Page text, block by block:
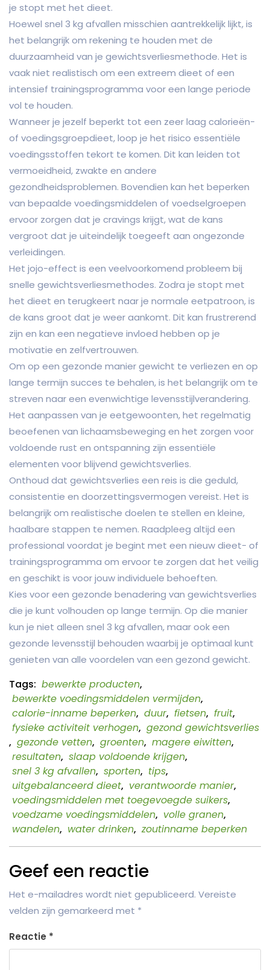
je stopt met het dieet.
Hoewel snel 3 kg afvallen misschien aantrekkelijk lijkt, is
het belangrijk om rekening te houden met de
duurzaamheid van je gewichtsverliesmethode. Het is
vaak niet realistisch om een extreem dieet of een
intensief trainingsprogramma voor een lange periode
vol te houden.
Wanneer je jezelf beperkt tot een zeer laag calorieën-
of voedingsgroepdieet, loop je het risico essentiële
voedingsstoffen tekort te komen. Dit kan leiden tot
vermoeidheid, zwakte en andere
gezondheidsproblemen. Bovendien kan het beperken
van bepaalde voedingsmiddelen of voedselgroepen
ervoor zorgen dat je cravings krijgt, wat de kans
vergroot dat je uiteindelijk toegeeft aan ongezonde
verleidingen.
Het jojo-effect is een veelvoorkomend probleem bij
snelle gewichtsverliesmethodes. Zodra je stopt met
het dieet en terugkeert naar je normale eetpatroon, is
de kans groot dat je weer aankomt. Dit kan frustrerend
zijn en kan een negatieve invloed hebben op je
motivatie en zelfvertrouwen.
Om op een gezonde manier gewicht te verliezen en op
lange termijn succes te behalen, is het belangrijk om te
streven naar een evenwichtige levensstijlverandering.
Het aanpassen van je eetgewoonten, het regelmatig
beoefenen van lichaamsbeweging en het zorgen voor
voldoende rust en ontspanning zijn essentiële
elementen voor blijvend gewichtsverlies.
Onthoud dat gewichtsverlies een reis is die geduld,
consistentie en doorzettingsvermogen vereist. Het is
belangrijk om realistische doelen te stellen en kleine,
haalbare stappen te nemen. Raadpleeg altijd een
professional voordat je begint met een nieuw dieet- of
trainingsprogramma om ervoor te zorgen dat het veilig
en geschikt is voor jouw individuele behoeften.
Kies voor een gezonde benadering van gewichtsverlies
die je kunt volhouden op lange termijn. Op die manier
kun je niet alleen snel 3 kg afvallen, maar ook een
gezonde levensstijl behouden waarbij je optimaal kunt
genieten van alle voordelen van een gezond gewicht.
Tags: bewerkte producten,
bewerkte voedingsmiddelen vermijden,
calorie-inname beperken, duur, fietsen, fruit,
fysieke activiteit verhogen, gezond gewichtsverlies
, gezonde vetten, groenten, magere eiwitten,
resultaten, slaap voldoende krijgen,
snel 3 kg afvallen, sporten, tips,
uitgebalanceerd dieet, verantwoorde manier,
voedingsmiddelen met toegevoegde suikers,
voedzame voedingsmiddelen, volle granen,
wandelen, water drinken, zoutinname beperken
Geef een reactie
Het e-mailadres wordt niet gepubliceerd. Vereiste
velden zijn gemarkeerd met *
Reactie *